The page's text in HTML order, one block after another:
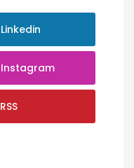
Linkedin
Instagram
RSS